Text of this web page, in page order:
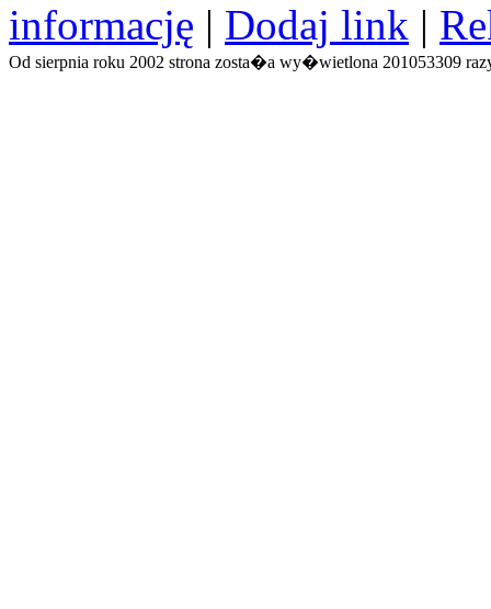
informację | Dodaj link |
Od sierpnia roku 2002 strona zosta�a wy�wietlona 201053309